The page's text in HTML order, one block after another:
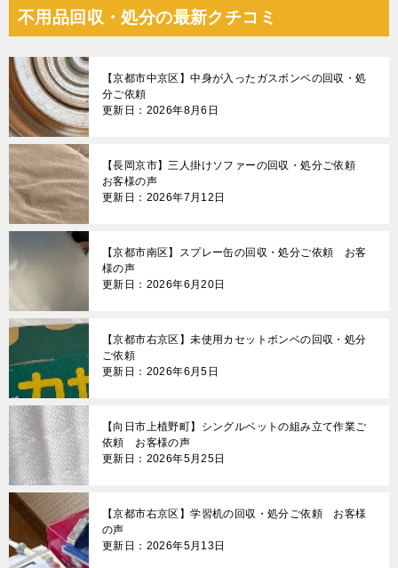
不用品回収・処分の最新クチコミ
【京都市中京区】中身が入ったガスボンベの回収・処
分ご依頼
更新日：2026年8月6日
【長岡京市】三人掛けソファーの回収・処分ご依頼
お客様の声
更新日：2026年7月12日
【京都市南区】スプレー缶の回収・処分ご依頼 お客
様の声
更新日：2026年6月20日
【京都市右京区】未使用カセットボンベの回収・処分
ご依頼
更新日：2026年6月5日
【向日市上植野町】シングルベットの組み立て作業ご
依頼 お客様の声
更新日：2026年5月25日
【京都市右京区】学習机の回収・処分ご依頼 お客様
の声
更新日：2026年5月13日